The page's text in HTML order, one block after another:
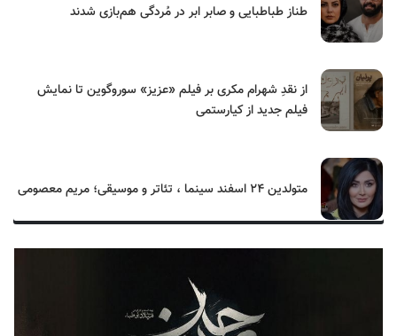
طناز طباطبایی و صابر ابر در مُردگی هم‌بازی شدند
از نقدِ شهرام مکری بر فیلم «عزیز» سوروگوین تا نمایش
فیلم جدید از کیارستمی
متولدین ۲۴ اسفند سینما ، تئاتر و موسیقی؛ مریم معصومی